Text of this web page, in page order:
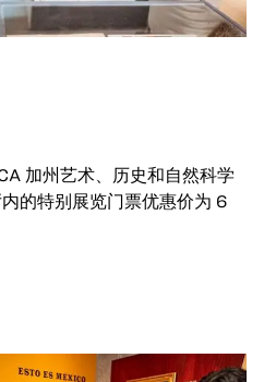
加州艺术、历史和自然科学
的特别展览门票优惠价为 6